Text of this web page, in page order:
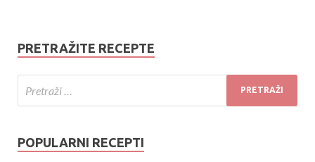
PRETRAŽITE RECEPTE
POPULARNI RECEPTI